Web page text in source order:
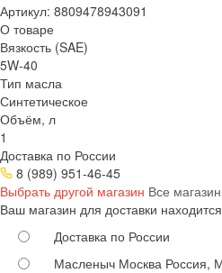
Артикул: 8809478943091
О товаре
Вязкость (SAE)
5W-40
Тип масла
Синтетическое
Объём, л
1
Доставка по России
8 (989) 951-46-45
Выбрать другой магазин Все
Ваш магазин для доставки
Доставка по России
Масленыч Москва Россия,